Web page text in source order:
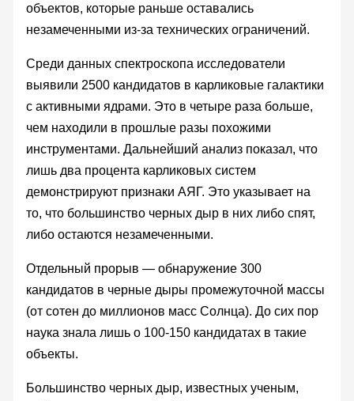
объектов, которые раньше оставались
незамеченными из-за технических ограничений.
Среди данных спектроскопа исследователи
выявили 2500 кандидатов в карликовые галактики
с активными ядрами. Это в четыре раза больше,
чем находили в прошлые разы похожими
инструментами. Дальнейший анализ показал, что
лишь два процента карликовых систем
демонстрируют признаки АЯГ. Это указывает на
то, что большинство черных дыр в них либо спят,
либо остаются незамеченными.
Отдельный прорыв — обнаружение 300
кандидатов в черные дыры промежуточной массы
(от сотен до миллионов масс Солнца). До сих пор
наука знала лишь о 100-150 кандидатах в такие
объекты.
Большинство черных дыр, известных ученым,